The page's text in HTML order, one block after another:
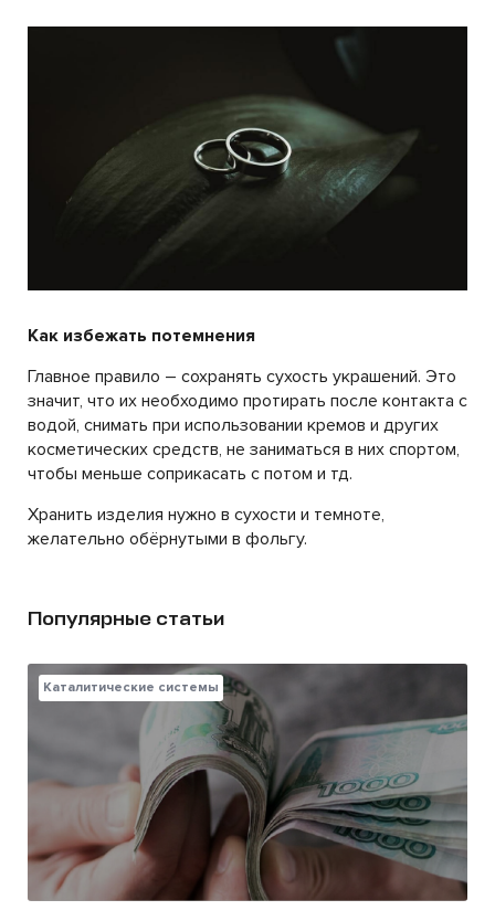
Как избежать потемнения
Главное правило – сохранять сухость украшений. Это
значит, что их необходимо протирать после контакта с
водой, снимать при использовании кремов и других
косметических средств, не заниматься в них спортом,
чтобы меньше соприкасать с потом и тд.
Хранить изделия нужно в сухости и темноте,
желательно обёрнутыми в фольгу.
Популярные статьи
Каталитические системы